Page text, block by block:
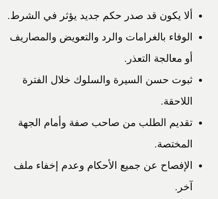
ألا يكون قد صدر حكم جديد يؤثر في الشرط.
الوفاء بالغرامات والرد والتعويض والمصاريف
أو معالجة التعذر.
ثبوت حسن السيرة والسلوك خلال الفترة
اللاحقة.
تقديم الطلب من صاحب صفة وأمام الجهة
المختصة.
الإفصاح عن جميع الأحكام وعدم إخفاء ملف
آخر.